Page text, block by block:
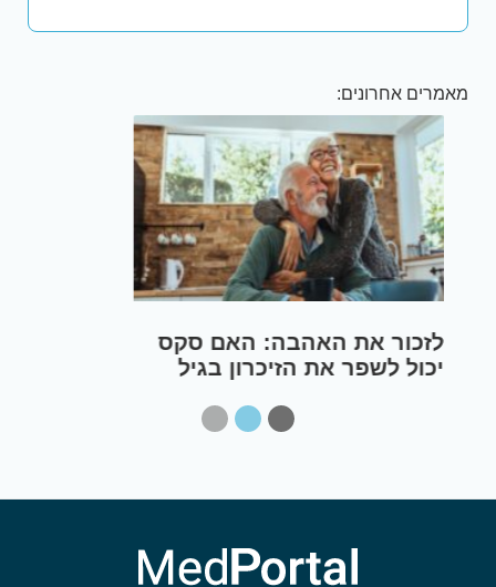
מאמרים אחרונים:
וריקוצלה – הטיפול הנכון